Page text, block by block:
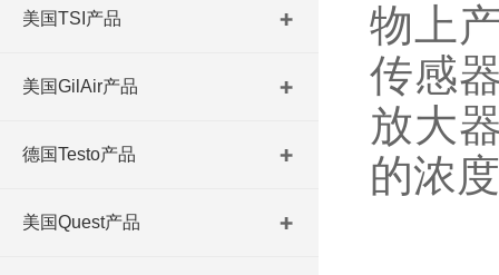
美国TSI产品
美国GilAir产品
德国Testo产品
美国Quest产品
物上
传感
放大
的浓